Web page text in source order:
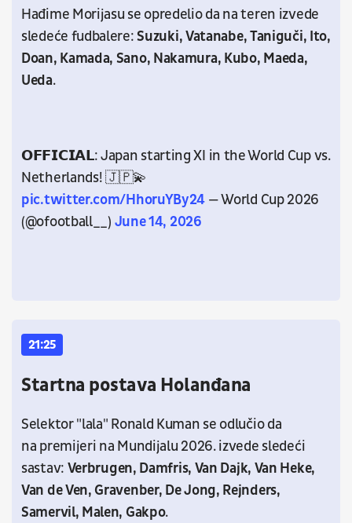
Hađime Morijasu se opredelio da na teren izvede
sledeće fudbalere:Suzuki, Vatanabe, Taniguči, Ito,
Doan, Kamada, Sano, Nakamura, Kubo, Maeda,
Ueda.
𝗢𝗙𝗙𝗜𝗖𝗜𝗔𝗟: Japan starting XI in the World Cup vs.
Netherlands! 🇯🇵💫
pic.twitter.com/HhoruYBy24 — World Cup 2026
(@ofootball__) June 14, 2026
21:25
Startna postava Holanđana
Selektor "lala" Ronald Kuman se odlučio da
na premijeri na Mundijalu 2026. izvede sledeći
sastav: Verbrugen, Damfris, Van Dajk, Van Heke,
Van de Ven, Gravenber, De Jong, Rejnders,
Samervil, Malen, Gakpo.